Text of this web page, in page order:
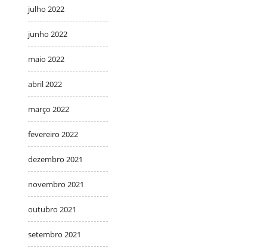
julho 2022
junho 2022
maio 2022
abril 2022
março 2022
fevereiro 2022
dezembro 2021
novembro 2021
outubro 2021
setembro 2021